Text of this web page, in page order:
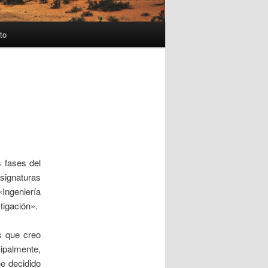
fases del
que creo
decidido